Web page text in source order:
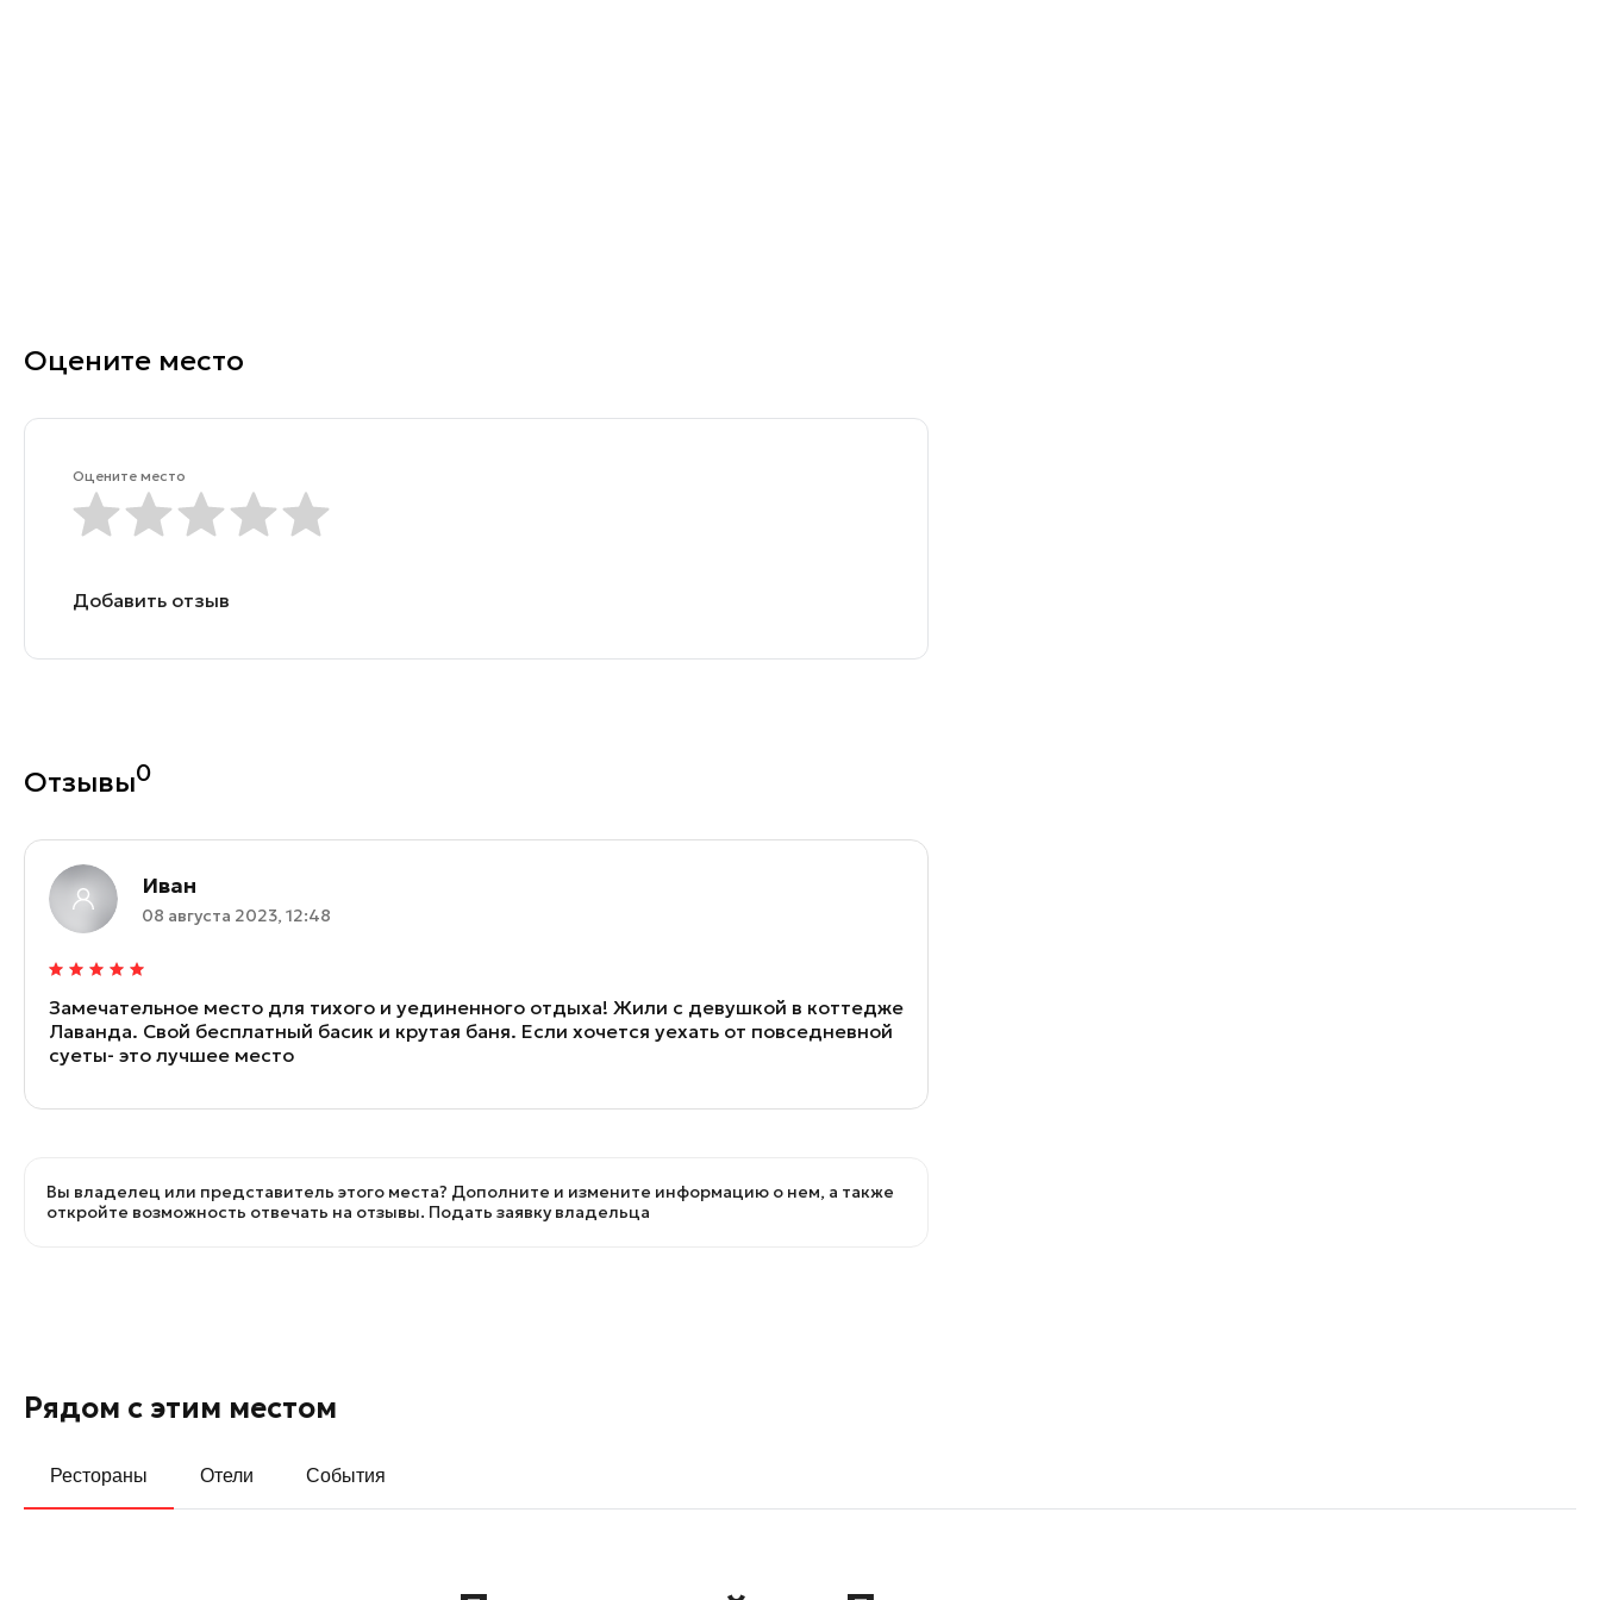
Оцените место
Оцените место
Добавить отзыв
Отзывы0
Иван
08 августа 2023, 12:48
Замечательное место для тихого и уединенного отдыха! Жили с девушкой в коттедже
Лаванда. Свой бесплатный басик и крутая баня. Если хочется уехать от повседневной
суеты- это лучшее место
Вы владелец или представитель этого места? Дополните и измените информацию о нем, а также
откройте возможность отвечать на отзывы. Подать заявку владельца
Рядом с этим местом
Рестораны Отели События